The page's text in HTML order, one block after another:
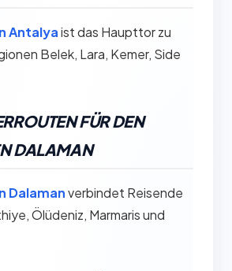
Antalyaist das Haupttor zu
Belek, Lara, Kemer, Side
FÜR DEN
DALAMAN
Dalamanverbindet Reisende
Ölüdeniz, Marmaris und